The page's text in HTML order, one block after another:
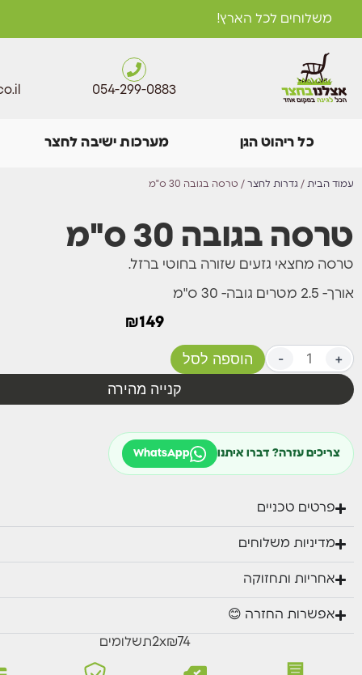
משלוחים לכל הארץ!
054-299-0883
כל ריהוט הגן מערכות ישיבה לחצר
עמוד הבית / גדרות לחצר / טרסה בגובה 30 ס"מ
טרסה בגובה 30 ס"מ
טרסה מחצאי גזעים שזורה בחוטי ברזל.
אורך- 2.5 מטרים גובה- 30 ס"מ
₪149
- +
הוספה לסל
קנייה מהירה
צריכים עזרה? דברו איתנו WhatsApp
פרטים טכניים
מדיניות משלוחים
אחריות ותחזוקה
אפשרות החזרה 😊
₪74
x
2תשלומים